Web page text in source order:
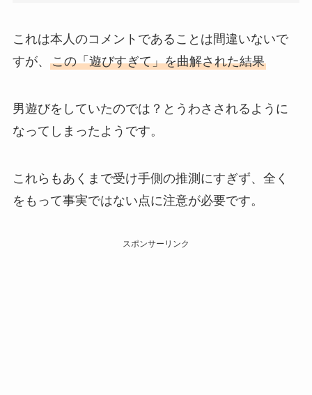
これは本人のコメントであることは間違いないで
すが、 この「遊びすぎて」を曲解された結果
男遊びをしていたのでは？とうわさされるように
なってしまったようです。
これらもあくまで受け手側の推測にすぎず、全く
をもって事実ではない点に注意が必要です。
スポンサーリンク